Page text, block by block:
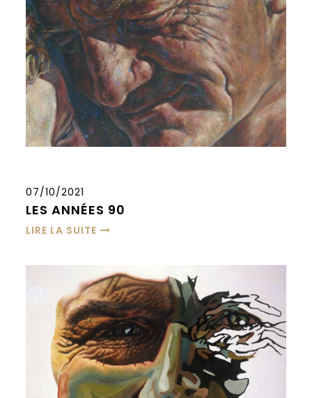
07/10/2021
LES ANNÉES 90
LIRE LA SUITE